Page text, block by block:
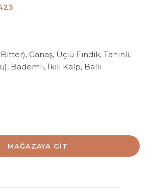
Ganaş, Üçlü Fındık, Tahinli,
Bademli, İkili Kalp, Ballı
MAĞAZAYA GIT